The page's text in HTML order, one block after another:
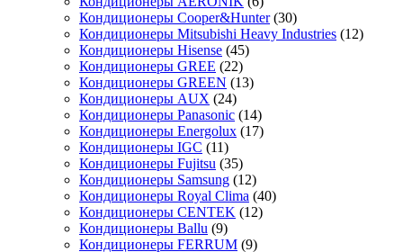
Кондиционеры Cooper&Hunter (30)
Кондиционеры Mitsubishi Heavy Industries (12)
Кондиционеры Hisense (45)
Кондиционеры GREE (22)
Кондиционеры GREEN (13)
Кондиционеры AUX (24)
Кондиционеры Panasonic (14)
Кондиционеры Energolux (17)
Кондиционеры IGC (11)
Кондиционеры Fujitsu (35)
Кондиционеры Samsung (12)
Кондиционеры Royal Clima (40)
Кондиционеры CENTEK (12)
Кондиционеры Ballu (9)
Кондиционеры FERRUM (9)